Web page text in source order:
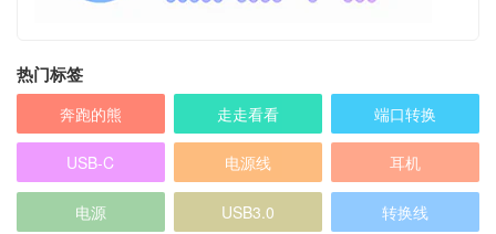
热门标签
奔跑的熊 走走看看 端口转换
USB-C 电源线 耳机
电源 USB3.0 转换线